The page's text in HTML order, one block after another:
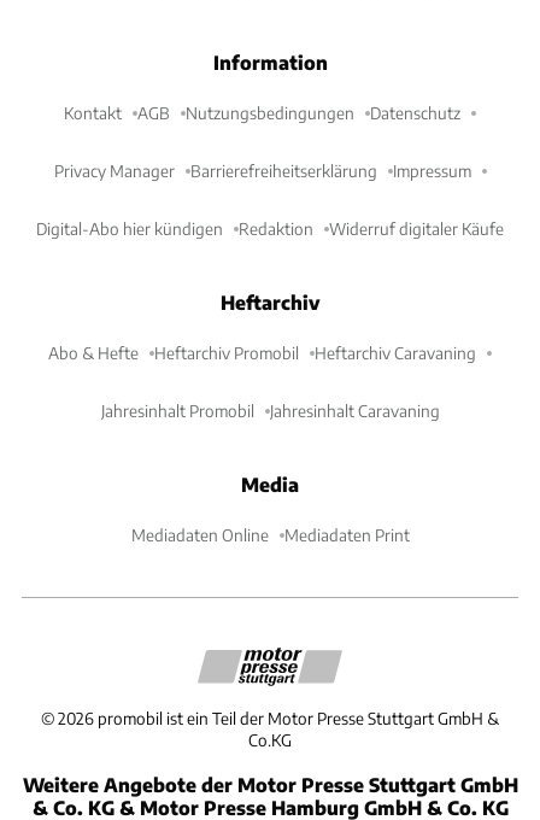
Information
Kontakt AGB Nutzungsbedingungen Datenschutz
Privacy Manager Barrierefreiheitserklärung Impressum
Digital-Abo hier kündigen Redaktion Widerruf digitaler Käufe
Heftarchiv
Abo & Hefte Heftarchiv Promobil Heftarchiv Caravaning
Jahresinhalt Promobil Jahresinhalt Caravaning
Media
Mediadaten Online Mediadaten Print
©2026 promobil ist ein Teil der Motor Presse Stuttgart GmbH &
Co.KG
Weitere Angebote der Motor Presse Stuttgart GmbH
& Co. KG & Motor Presse Hamburg GmbH & Co. KG